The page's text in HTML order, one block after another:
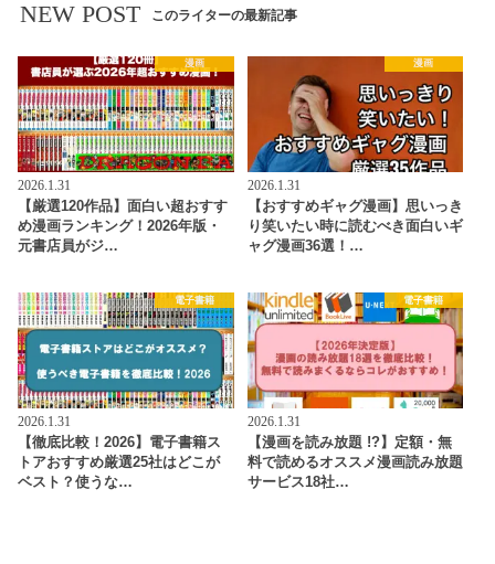
NEW POST このライターの最新記事
漫画
2026.1.31
【厳選120作品】面白い超おすす
め漫画ランキング！2026年版・
元書店員がジ…
漫画
2026.1.31
【おすすめギャグ漫画】思いっき
り笑いたい時に読むべき面白いギ
ャグ漫画36選！…
電子書籍
2026.1.31
【徹底比較！2026】電子書籍ス
トアおすすめ厳選25社はどこが
ベスト？使うな…
電子書籍
2026.1.31
【漫画を読み放題 !?】定額・無
料で読めるオススメ漫画読み放題
サービス18社…